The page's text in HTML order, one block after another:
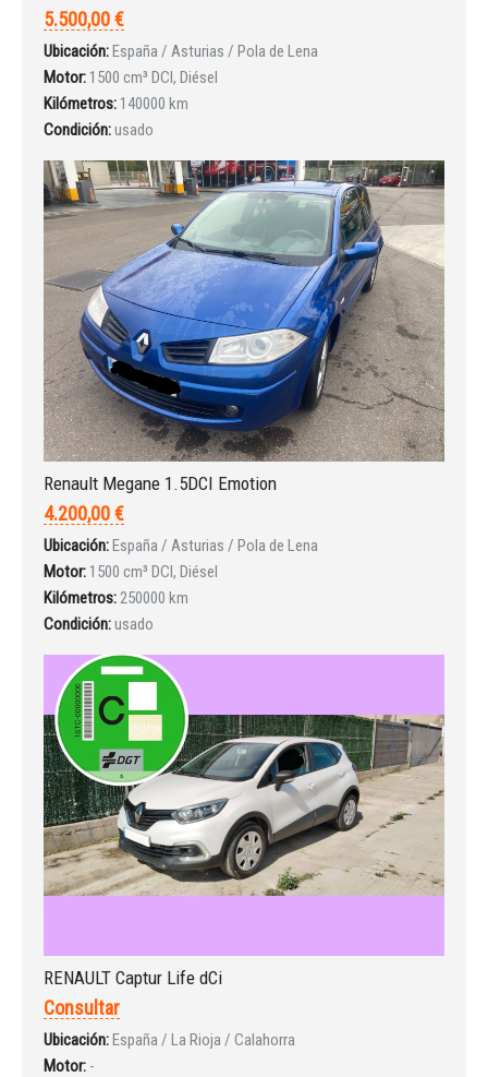
Iniciar sesión
INICIAR SESIÓN
¿Ha olvidado la contraseña?
5.500,00 €
Ubicación:España / Asturias / Pola de Lena
Motor: 1500 cm³ DCI, Diésel
Kilómetros: 140000 km
Condición:usado
Renault Megane 1.5DCI Emotion
4.200,00 €
Ubicación:España / Asturias / Pola de Lena
Motor: 1500 cm³ DCI, Diésel
Kilómetros:250000 km
Condición:usado
RENAULT Captur Life dCi
Consultar
Ubicación:España / La Rioja / Calahorra
Motor: -